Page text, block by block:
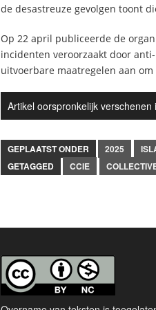
de desastreuze gevolgen toont
Op 22 april publiceerde de
incidenten veroorzaakt door
uitvoerbare maatregelen aan
Artikel oorspronkelijk
GEPLAATST ONDER 2025
GETAGGED
CCIE